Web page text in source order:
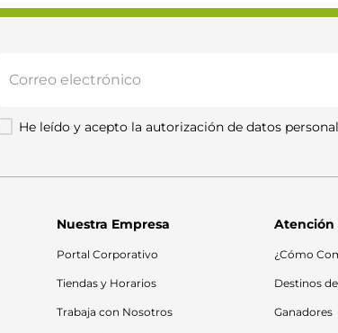
He leído y acepto la autorización de datos
Nuestra Empresa
Portal Corporativo
Tiendas y Horarios
Trabaja con Nosotros
Atención
¿Cómo
Destinos
Ganadores